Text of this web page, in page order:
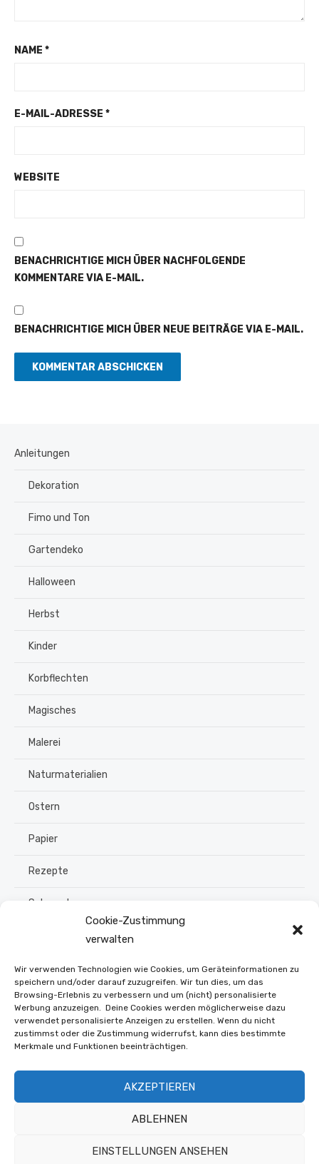
Cookie-Zustimmung
verwalten
Wir verwenden Technologien wie Cookies, um Geräteinformationen zu
speichern und/oder darauf zuzugreifen. Wir tun dies, um das
Browsing-Erlebnis zu verbessern und um (nicht) personalisierte
Werbung anzuzeigen. Deine Cookies werden möglicherweise dazu
verwendet personalisierte Anzeigen zu erstellen. Wenn du nicht
zustimmst oder die Zustimmung widerrufst, kann dies bestimmte
Merkmale und Funktionen beeinträchtigen.
AKZEPTIEREN
ABLEHNEN
EINSTELLUNGEN ANSEHEN
NAME *
E-MAIL-ADRESSE *
WEBSITE
BENACHRICHTIGE MICH ÜBER NACHFOLGENDE
KOMMENTARE VIA E-MAIL.
BENACHRICHTIGE MICH ÜBER NEUE BEITRÄGE VIA E-MAIL.
Anleitungen
Dekoration
Fimo und Ton
Gartendeko
Halloween
Herbst
Kinder
Korbflechten
Magisches
Malerei
Naturmaterialien
Ostern
Papier
Rezepte
Schmuck
Upcycling
Stroh flechten
Weihnachten
© 2026 Buntwerkstatt.at Datenschutz und Offenlegung